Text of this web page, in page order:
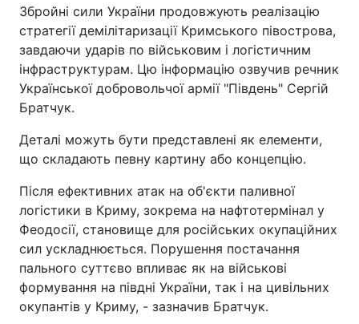
Збройні сили України продовжують реалізацію
стратегії демілітаризації Кримського півострова,
завдаючи ударів по військовим і логістичним
інфраструктурам. Цю інформацію озвучив речник
Української добровольчої армії "Південь" Сергій
Братчук.
Деталі можуть бути представлені як елементи,
що складають певну картину або концепцію.
Після ефективних атак на об'єкти паливної
логістики в Криму, зокрема на нафтотермінал у
Феодосії, становище для російських окупаційних
сил ускладнюється. Порушення постачання
пального суттєво впливає як на військові
формування на півдні України, так і на цивільних
окупантів у Криму, - зазначив Братчук.